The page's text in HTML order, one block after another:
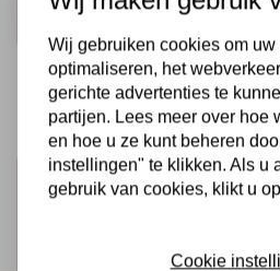
Schrijf je in voor de
direct in je mailbox!
Wij gebruiken cookies om
optimaliseren, het
gerichte advertenties te
partijen. Lees meer over hoe
en hoe u ze kunt beheren
instellingen" te klikken. Als u
gebruik van cookies, klikt u
Cookie